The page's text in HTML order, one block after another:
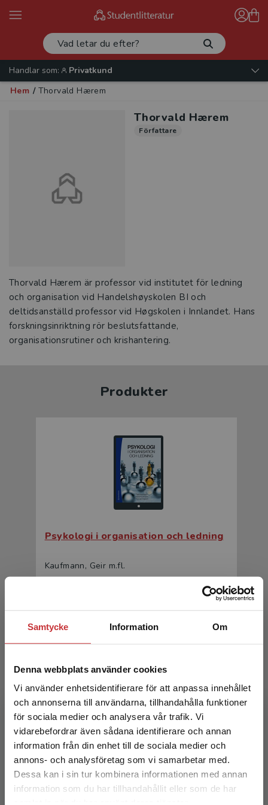
Samtycke Information Om
Denna webbplats använder cookies
Vi använder enhetsidentifierare för att anpassa innehållet
och annonserna till användarna, tillhandahålla funktioner
för sociala medier och analysera vår trafik. Vi
vidarebefordrar även sådana identifierare och annan
information från din enhet till de sociala medier och
annons- och analysföretag som vi samarbetar med.
Dessa kan i sin tur kombinera informationen med annan
information som du har tillhandahållit eller som de har
Begränsad fraktregion
Det verkar som att du besöker
Handlar som:
Privatkund
Hem / Thorvald Hærem
Thorvald Hærem
Författare
Thorvald Hærem är professor vid institutet för ledning
och organisation vid Handelshøyskolen BI och
deltidsanställd professor vid Høgskolen i Innlandet. Hans
forskningsinriktning rör beslutsfattande,
organisationsrutiner och krishantering.
Produkter
Psykologi i organisation och ledning
Kaufmann, Geir m.fl.
Psykologi i organisation och ledning
Kaufmann, Geir m.fl.
655 krinkl. moms
Exkl. moms: 618 kr